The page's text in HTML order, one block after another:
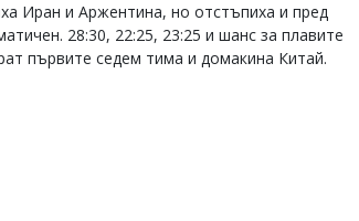
Иран и Аржентина, но отстъпиха и пред
28:30, 22:25, 23:25 и шанс за плавите
първите седем тима и домакина Китай.